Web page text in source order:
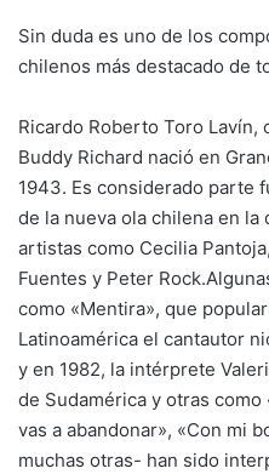
Sin duda es uno de los
chilenos más destacado de
Ricardo Roberto Toro
Buddy Richard nació en
1943. Es considerado parte
de la nueva ola chilena en la
artistas como Cecilia
Fuentes y Peter
como «Mentira», que
Latinoamérica el cantautor
y en 1982, la intérprete
de Sudamérica y otras como
vas a abandonar», «Con mi
muchas otras- han sido